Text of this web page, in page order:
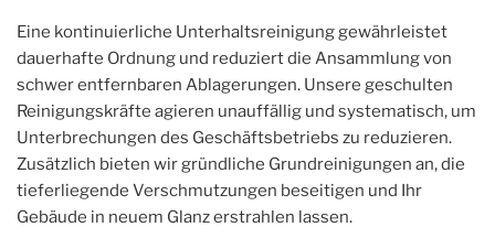
Eine kontinuierliche Unterhaltsreinigung gewährleistet
dauerhafte Ordnung und reduziert die Ansammlung von
schwer entfernbaren Ablagerungen. Unsere geschulten
Reinigungskräfte agieren unauffällig und systematisch, um
Unterbrechungen des Geschäftsbetriebs zu reduzieren.
Zusätzlich bieten wir gründliche Grundreinigungen an, die
tieferliegende Verschmutzungen beseitigen und Ihr
Gebäude in neuem Glanz erstrahlen lassen.